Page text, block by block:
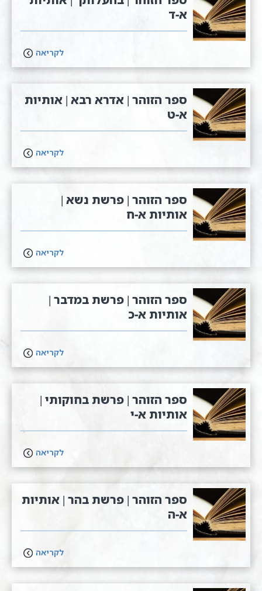
א-ד
לקריאה
ספר הזוהר | אדרא רבא | אותיות
א-ט
לקריאה
ספר הזוהר | פרשת נשא |
אותיות א-ח
לקריאה
ספר הזוהר | פרשת במדבר |
אותיות א-כ
לקריאה
ספר הזוהר | פרשת בחוקותי |
אותיות א-י
לקריאה
ספר הזוהר | פרשת בהר | אותיות
א-ה
לקריאה